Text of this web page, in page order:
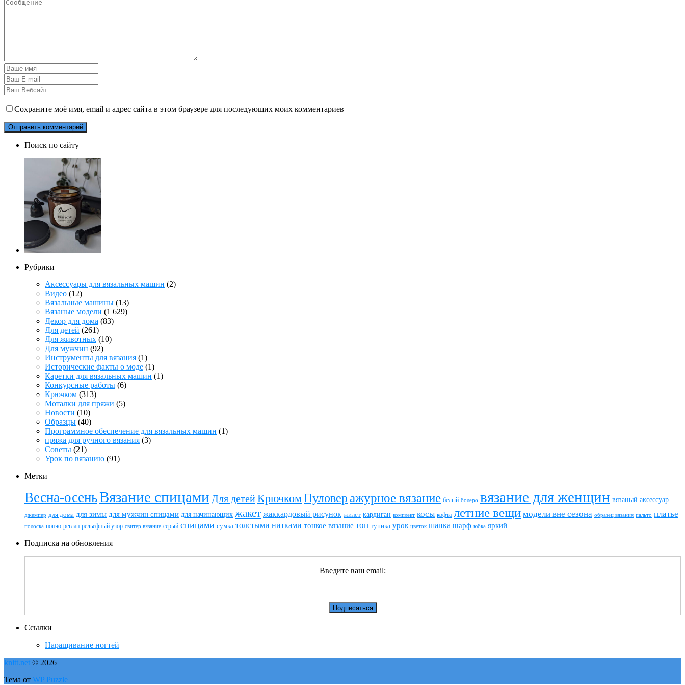
Сохраните моё имя, email и адрес сайта в этом браузере для последующих моих комментариев
Поиск по сайту
Рубрики
Аксессуары для вязальных машин (2)
Видео (12)
Вязальные машины (13)
Вязаные модели (1 629)
Декор для дома (83)
Для детей (261)
Для животных (10)
Для мужчин (92)
Инструменты для вязания (1)
Исторические факты о моде (1)
Каретки для вязальных машин (1)
Конкурсные работы (6)
Крючком (313)
Моталки для пряжи (5)
Новости (10)
Образцы (40)
Программное обеспечение для вязальных машин (1)
пряжа для ручного вязания (3)
Советы (21)
Урок по вязанию (91)
Метки
Весна-осеньВязание спицами Для детейКрючкомПуловер ажурное вязание белый болеро вязание для женщин вязаный аксессуар
джемпер для дома для зимы для мужчин спицами для начинающих жакет жаккардовый рисунок жилет кардиган комплект косы кофта летние вещи модели вне сезона образец вязания пальто платье
полоска пончо реглан рельефный узор свитер вязание серый спицами сумка толстыми нитками тонкое вязание топ туника урок цветок шапка шарф юбка яркий
Подписка на обновления
Введите ваш email:
Ссылки
Наращивание ногтей
knitt.net © 2026
Тема от WP Puzzle